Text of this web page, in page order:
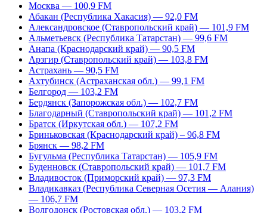
Москва — 100,9 FM
Абакан (Республика Хакасия) — 92,0 FM
Александровское (Ставропольский край) — 101,9 FM
Альметьевск (Республика Татарстан) — 99,6 FM
Анапа (Краснодарский край) — 90,5 FM
Арзгир (Ставропольский край) — 103,8 FM
Астрахань — 90,5 FM
Ахтубинск (Астраханская обл.) — 99,1 FM
Белгород — 103,2 FM
Бердянск (Запорожская обл.) — 102,7 FM
Благодарный (Ставропольский край) — 101,2 FM
Братск (Иркутская обл.) — 107,2 FM
Бриньковская (Краснодарский край) – 96,8 FM
Брянск — 98,2 FM
Бугульма (Республика Татарстан) — 105,9 FM
Буденновск (Ставропольский край) — 101,7 FM
Владивосток (Приморский край) — 97,3 FM
Владикавказ (Республика Северная Осетия — Алания)
— 106,7 FM
Волгодонск (Ростовская обл.) — 103,2 FM